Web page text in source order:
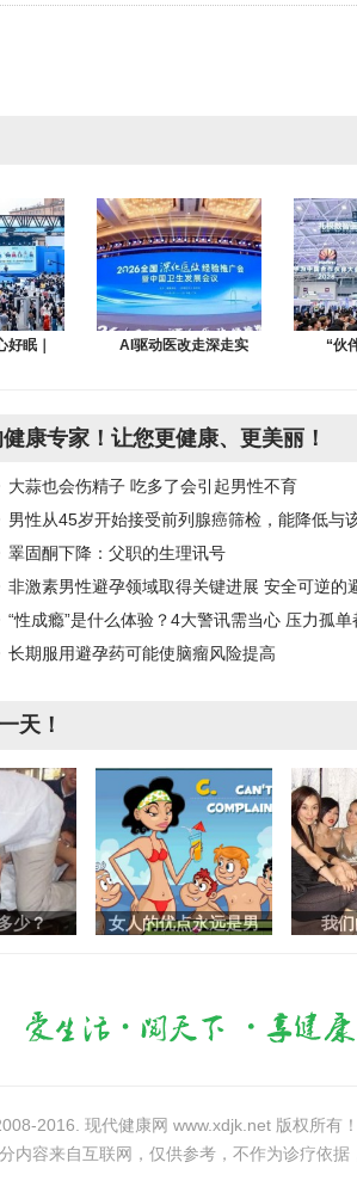
眠｜ AI驱动医改走深走实 “伙
康专家！让您更健康、更美丽！
大蒜也会伤精子 吃多了会引起男性不育
男性从45岁开始接受前列腺癌筛检，能降低与
睪固酮下降：父职的生理讯号
非激素男性避孕领域取得关键进展 安全可逆的
“性成瘾”是什么体验？4大警讯需当心 压力孤单
长期服用避孕药可能使脑瘤风险提高
天！
少？ 女人的优点永远是男 我
2016. 现代健康网 www.xdjk.net 版权所有！
内容来自互联网，仅供参考，不作为诊疗依据